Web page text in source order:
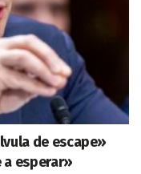
de escape»
a esperar»